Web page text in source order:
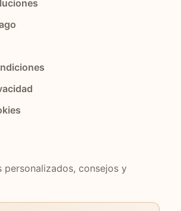
personalizados, consejos y